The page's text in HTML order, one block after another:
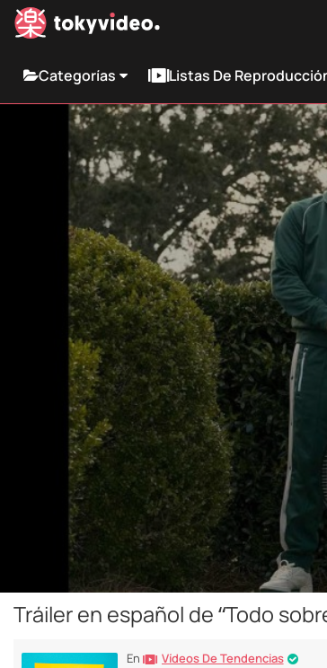
Categorías Listas De
Tráiler en español de “Todo
En Vídeos De Tendencias